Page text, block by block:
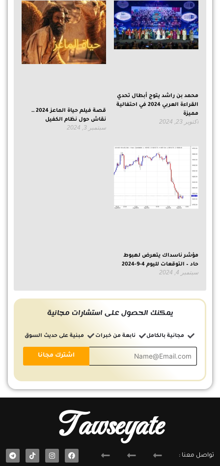
محمد بن راشد يتوج أبطال تحدي
القراءة العربي 2024 في احتفالية
مميزة
أكتوبر 23, 2024
قصة فيلم حياة الماعز 2024 …
نقاش حول نظام الكفيل
سبتمبر 3, 2024
مؤشر ناسداك يتعرض لهبوط
حاد – التوقعات لليوم 4-9-2024
سبتمبر 4, 2024
يمكنك الحصول على استشارات مجانية
مجانية بالكامل نابعة من خبرات مبنية على حديث السوق
Tawseyate
تواصل معنا :
F
a
T
e